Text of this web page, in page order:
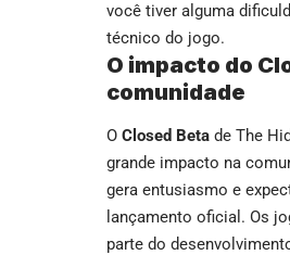
você tiver alguma
técnico do jogo.
O impacto do
comunidade
O Closed Beta de The
grande impacto na
gera entusiasmo e
lançamento oficial. Os
parte do